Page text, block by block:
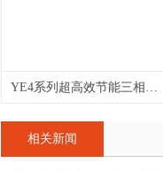
相关新闻